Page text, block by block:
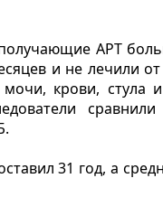
АРТ
и не лечили
крови, стула
сравнили
31 год, а